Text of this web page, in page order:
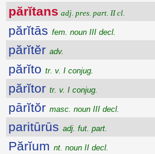
părĭtans adj. pres. part. II cl.
părĭtās fem. noun III decl.
părĭtĕr adv.
părĭto tr. v. I conjug.
părĭtor tr. v. I conjug.
pārĭtŏr masc. noun III decl.
paritūrūs adj. fut. part.
Părĭum nt. noun II decl.